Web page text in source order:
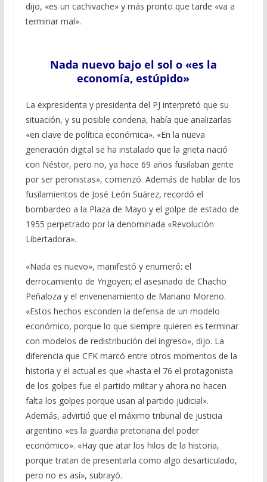
dijo, «es un cachivache» y más pronto que tarde «va a
terminar mal».
Nada nuevo bajo el sol o «es la
economía, estúpido»
La expresidenta y presidenta del PJ interpretó que su
situación, y su posible condena, había que analizarlas
«en clave de política económica». «En la nueva
generación digital se ha instalado que la grieta nació
con Néstor, pero no, ya hace 69 años fusilaban gente
por ser peronistas», comenzó. Además de hablar de los
fusilamientos de José León Suárez, recordó el
bombardeo a la Plaza de Mayo y el golpe de estado de
1955 perpetrado por la denominada «Revolución
Libertadora».
«Nada es nuevo», manifestó y enumeró: el
derrocamiento de Yrigoyen; el asesinado de Chacho
Peñaloza y el envenenamiento de Mariano Moreno.
«Estos hechos esconden la defensa de un modelo
económico, porque lo que siempre quieren es terminar
con modelos de redistribución del ingreso», dijo. La
diferencia que CFK marcó entre otros momentos de la
historia y el actual es que «hasta el 76 el protagonista
de los golpes fue el partido militar y ahora no hacen
falta los golpes porque usan al partido judicial».
Además, advirtió que el máximo tribunal de justicia
argentino «es la guardia pretoriana del poder
económico». «Hay que atar los hilos de la historia,
porque tratan de presentarla como algo desarticulado,
pero no es así», subrayó.